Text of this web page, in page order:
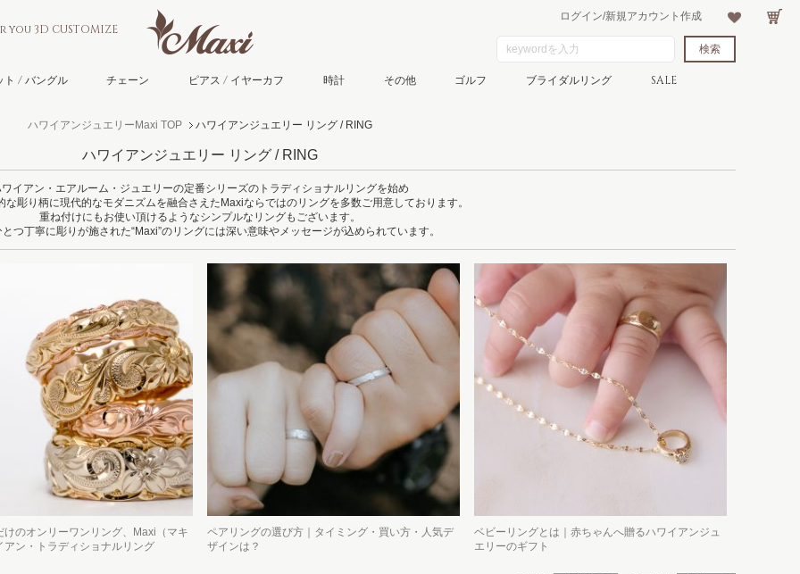
3D CUSTOMIZE
ト / バングル チェーン ピアス / イヤーカフ 時計 その他 ゴルフ ブライダルリング SALE
ハワイアンジュエリーMaxi TOP ハワイアンジュエリー リング / RING
ハワイアンジュエリー リング / RING
イアン・エアルーム・ジュエリーの定番シリーズのトラディショナルリングを始め
な彫り柄に現代的なモダニズムを融合さえたMaxiならではのリングを多数ご用意しております。
重ね付けにもお使い頂けるようなシンプルなリングもございます。
つ丁寧に彫りが施された“Maxi”のリングには深い意味やメッセージが込められています。
けのオンリーワンリング、Maxi（マキ
アン・トラディショナルリング
ペアリングの選び方｜タイミング・買い方・人気デ
ザインは？
ベビーリングとは｜赤ちゃんへ贈るハワイアンジュ
エリーのギフト
ログイン/新規アカウント作成